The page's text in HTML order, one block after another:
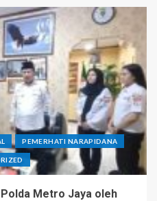
PEMERHATI NARAPIDANA
Metro Jaya oleh